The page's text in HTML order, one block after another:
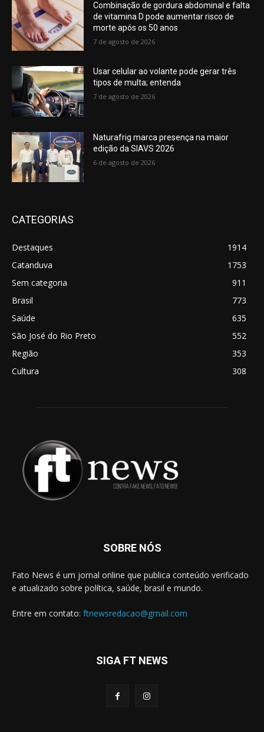
Combinação de gordura abdominal e falta
de vitamina D pode aumentar risco de
morte após os 50 anos
7 de agosto de 2026
Usar celular ao volante pode gerar três
tipos de multa; entenda
7 de agosto de 2026
Naturafrig marca presença na maior
edição da SIAVS 2026
6 de agosto de 2026
CATEGORIAS
Destaques
1914
Catanduva
1753
Sem categoria
911
Brasil
773
Saúde
635
São José do Rio Preto
552
Região
353
Cultura
308
SOBRE NÓS
Fato News é um jornal online que publica conteúdo verificado
e atualizado sobre política, saúde, brasil e mundo.
Entre em contato: ftnewsredacao@gmail.com
SIGA FT NEWS